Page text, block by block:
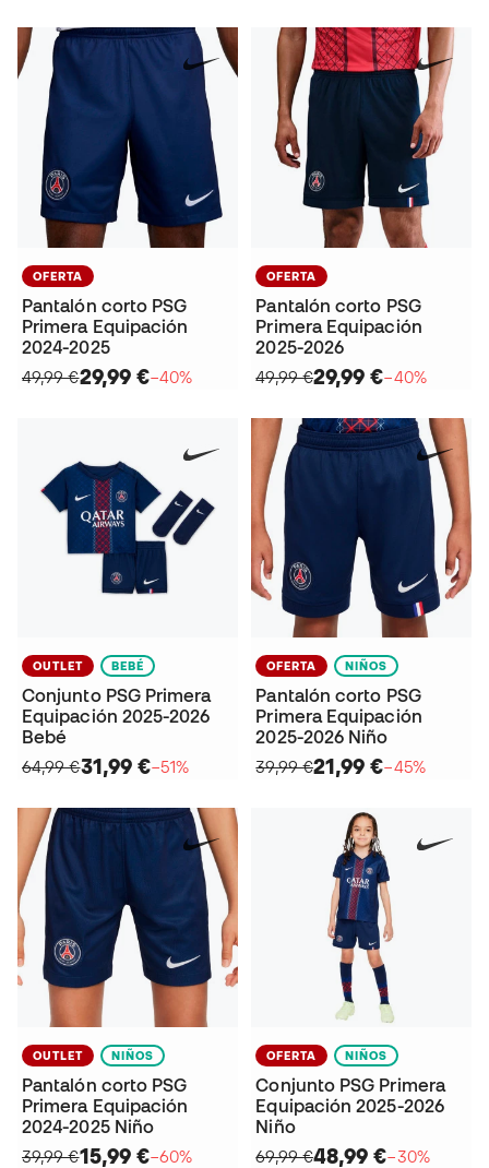
OFERTA
Pantalón corto PSG
Primera Equipación
2024-2025
49,99 €29,99 €−40%
OFERTA
Pantalón corto PSG
Primera Equipación
2025-2026
49,99 €29,99 €−40%
OUTLET BEBÉ
Conjunto PSG Primera
Equipación 2025-2026
Bebé
64,99 €31,99 €−51%
OFERTA NIÑOS
Pantalón corto PSG
Primera Equipación
2025-2026 Niño
39,99 €21,99 €−45%
OUTLET NIÑOS
Pantalón corto PSG
Primera Equipación
2024-2025 Niño
39,99 €15,99 €−60%
OFERTA NIÑOS
Conjunto PSG Primera
Equipación 2025-2026
Niño
69,99 €48,99 €−30%